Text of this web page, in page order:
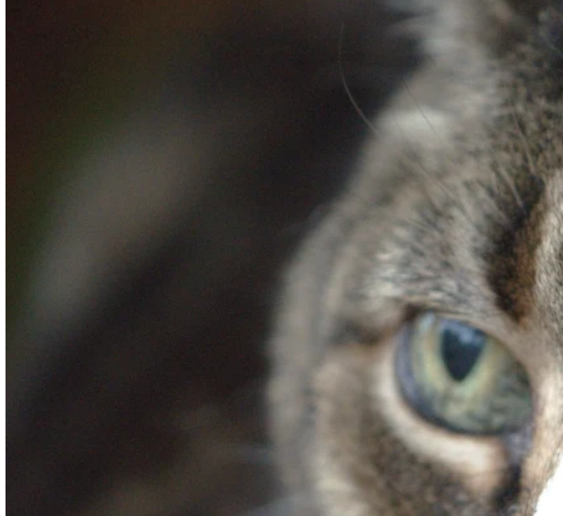
Wykorzystujemy pliki cookie do spersonalizowania treści i reklam, aby oferować funkcje
witrynie. Informacje o tym, jak korzystasz z naszej witryny, udostępniamy partnerom
Partnerzy mogą połączyć te informacje z innymi danymi otrzymanymi od Ciebie lub
Niezbędne pliki cookie mają kluczowe znaczenie dla podstawowych funkcji witryny i witryna
nich. Te pliki cookie nie przechowują żadnych danych umożliwiających identyfikację osoby.